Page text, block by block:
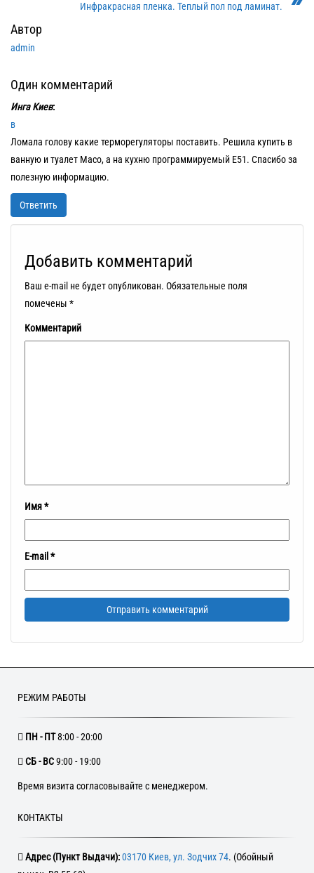
Инфракрасная пленка. Теплый пол под ламинат.
Автор
admin
Один комментарий
Инга Киев:
в
Ломала голову какие терморегуляторы поставить. Решила купить в
ванную и туалет Maco, а на кухню программируемый E51. Спасибо за
полезную информацию.
Ответить
Добавить комментарий
Ваш e-mail не будет опубликован. Обязательные поля
помечены *
Комментарий
Имя*
E-mail *
РЕЖИМ РАБОТЫ
ПН - ПТ8:00 - 20:00
CБ - ВС9:00 - 19:00
Время визита согласовывайте с менеджером.
КОНТАКТЫ
Адрес (Пункт Выдачи):03170 Киев, ул. Зодчих 74. (Обойный